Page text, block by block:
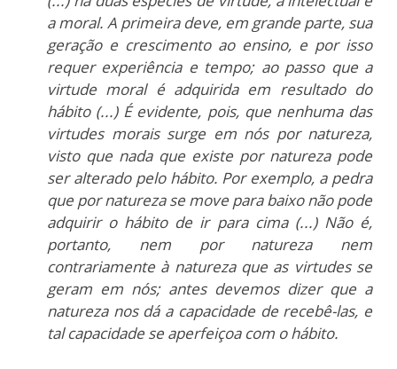
a moral. A primeira deve, em grande parte, sua
geração e crescimento ao ensino, e por isso
requer experiência e tempo; ao passo que a
virtude moral é adquirida em resultado do
hábito (...) É evidente, pois, que nenhuma das
virtudes morais surge em nós por natureza,
visto que nada que existe por natureza pode
ser alterado pelo hábito. Por exemplo, a pedra
que por natureza se move para baixo não pode
adquirir o hábito de ir para cima (...) Não é,
portanto, nem por natureza nem
contrariamente à natureza que as virtudes se
geram em nós; antes devemos dizer que a
natureza nos dá a capacidade de recebê-las, e
tal capacidade se aperfeiçoa com o hábito.